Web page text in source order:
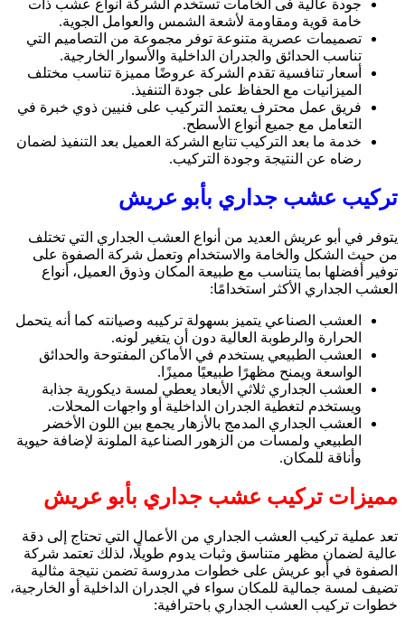
جودة عالية فى الخامات تستخدم الشركة أنواع عشب ذات
خامة قوية ومقاومة لأشعة الشمس والعوامل الجوية.
تصميمات عصرية متنوعة توفر مجموعة من التصاميم التي
تناسب الحدائق والجدران الداخلية والأسوار الخارجية.
أسعار تنافسية تقدم الشركة عروضًا مميزة تناسب مختلف
الميزانيات مع الحفاظ على جودة التنفيذ.
فريق عمل محترف يعتمد التركيب على فنيين ذوي خبرة في
التعامل مع جميع أنواع الأسطح.
خدمة ما بعد التركيب تتابع الشركة العميل بعد التنفيذ لضمان
رضاه عن النتيجة وجودة التركيب.
تركيب عشب جداري بأبو عريش
يتوفر في أبو عريش العديد من أنواع العشب الجداري التي تختلف
من حيث الشكل والخامة والاستخدام وتعمل شركة الصفوة على
توفير أفضلها بما يتناسب مع طبيعة المكان وذوق العميل، أنواع
العشب الجداري الأكثر استخدامًا:
العشب الصناعي يتميز بسهولة تركيبه وصيانته كما أنه يتحمل
الحرارة والرطوبة العالية دون أن يتغير لونه.
العشب الطبيعي يستخدم في الأماكن المفتوحة والحدائق
الواسعة ويمنح مظهرًا طبيعيًا مميزًا.
العشب الجداري ثلاثي الأبعاد يعطي لمسة ديكورية جذابة
ويستخدم لتغطية الجدران الداخلية أو واجهات المحلات.
العشب الجداري المدمج بالأزهار يجمع بين اللون الأخضر
الطبيعي ولمسات من الزهور الصناعية الملونة لإضافة حيوية
وأناقة للمكان.
مميزات تركيب عشب جداري بأبو عريش
تعد عملية تركيب العشب الجداري من الأعمال التي تحتاج إلى دقة
عالية لضمان مظهر متناسق وثبات يدوم طويلًا، لذلك تعتمد شركة
الصفوة في أبو عريش على خطوات مدروسة تضمن نتيجة مثالية
تضيف لمسة جمالية للمكان سواء في الجدران الداخلية أو الخارجية،
خطوات تركيب العشب الجداري باحترافية: